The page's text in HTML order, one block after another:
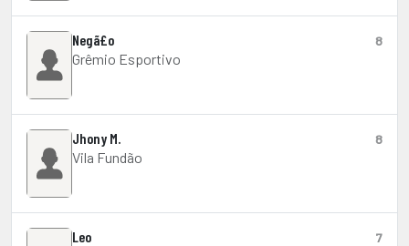
Negã£o
Grêmio Esportivo
8
Jhony M.
Vila Fundão
8
Leo
7